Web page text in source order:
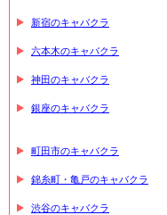
新宿のキャバクラ
六本木のキャバクラ
神田のキャバクラ
銀座のキャバクラ
町田市のキャバクラ
錦糸町・亀戸のキャバクラ
渋谷のキャバクラ